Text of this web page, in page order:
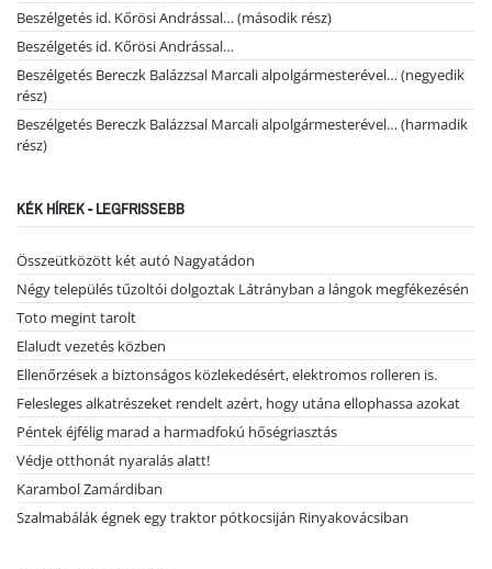
Beszélgetés id. Kőrösi Andrással… (második rész)
Beszélgetés id. Kőrösi Andrással…
Beszélgetés Bereczk Balázzsal Marcali alpolgármesterével… (negyedik
rész)
Beszélgetés Bereczk Balázzsal Marcali alpolgármesterével… (harmadik
rész)
KÉK HÍREK - LEGFRISSEBB
Összeütközött két autó Nagyatádon
Négy település tűzoltói dolgoztak Látrányban a lángok megfékezésén
Toto megint tarolt
Elaludt vezetés közben
Ellenőrzések a biztonságos közlekedésért, elektromos rolleren is.
Felesleges alkatrészeket rendelt azért, hogy utána ellophassa azokat
Péntek éjfélig marad a harmadfokú hőségriasztás
Védje otthonát nyaralás alatt!
Karambol Zamárdiban
Szalmabálák égnek egy traktor pótkocsiján Rinyakovácsiban